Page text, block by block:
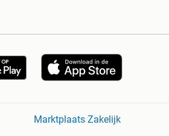
Marktplaats Zakelijk